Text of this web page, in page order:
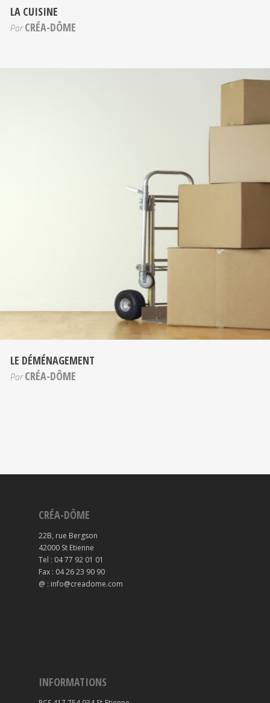
LA CUISINE
Par CRÉA-DÔME
LE DÉMÉNAGEMENT
Par CRÉA-DÔME
CRÉA-DÔME
22B, rue Bergson
42000 St Etienne
Tel : 04 77 92 01 01
Fax : 04 26 23 90 90
@ : info@creadome.com
INFORMATIONS